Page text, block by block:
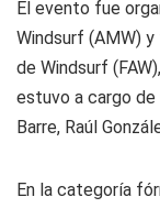
El evento fue
Windsurf (AMW)
de Windsurf
estuvo a cargo de
Barre, Raúl
En la categoría